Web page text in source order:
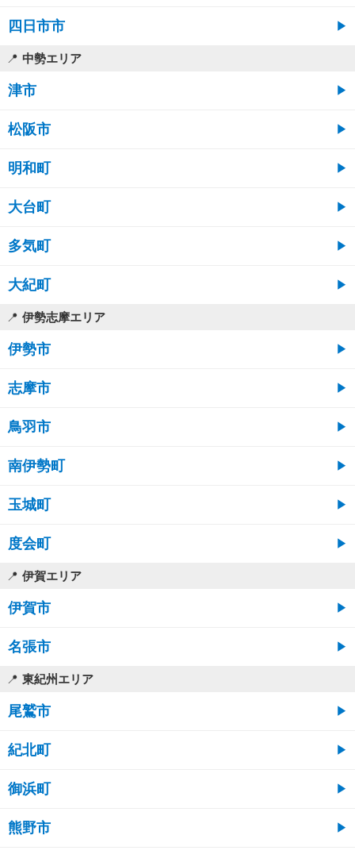
四日市市
中勢エリア
津市
松阪市
明和町
大台町
多気町
大紀町
伊勢志摩エリア
伊勢市
志摩市
鳥羽市
南伊勢町
玉城町
度会町
伊賀エリア
伊賀市
名張市
東紀州エリア
尾鷲市
紀北町
御浜町
熊野市